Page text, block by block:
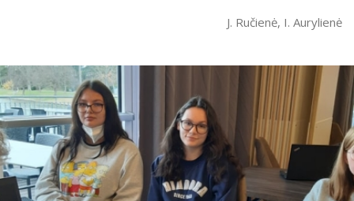
J. Ručienė, I. Aurylienė